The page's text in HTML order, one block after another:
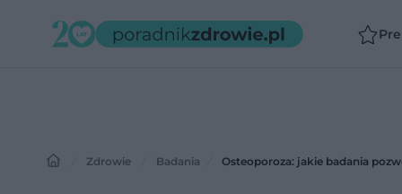
Zdrowie Badania Osteoporoza: jakie badania